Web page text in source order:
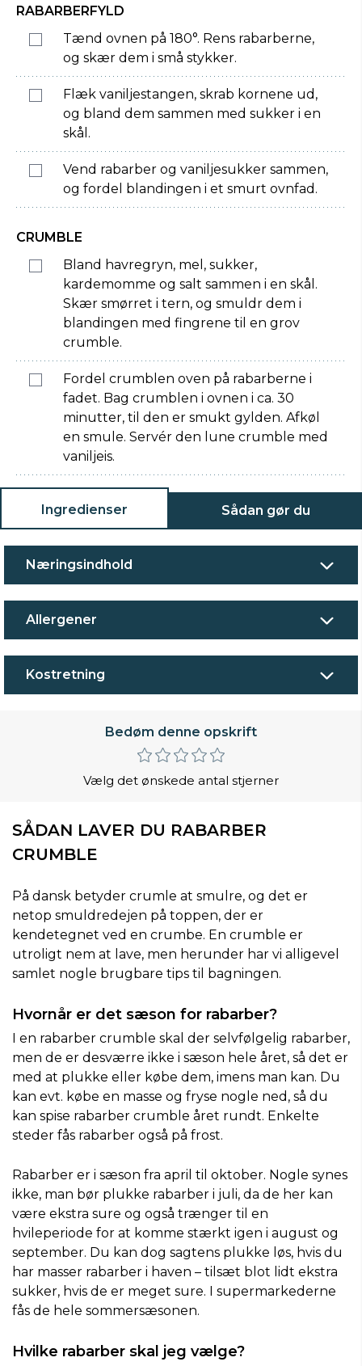
RABARBERFYLD
Tænd ovnen på 180°. Rens rabarberne,
og skær dem i små stykker.
Flæk vaniljestangen, skrab kornene ud,
og bland dem sammen med sukker i en
skål.
Vend rabarber og vaniljesukker sammen,
og fordel blandingen i et smurt ovnfad.
CRUMBLE
Bland havregryn, mel, sukker,
kardemomme og salt sammen i en skål.
Skær smørret i tern, og smuldr dem i
blandingen med fingrene til en grov
crumble.
Fordel crumblen oven på rabarberne i
fadet. Bag crumblen i ovnen i ca. 30
minutter, til den er smukt gylden. Afkøl
en smule. Servér den lune crumble med
vaniljeis.
Ingredienser Sådan gør du
Næringsindhold
Allergener
Kostretning
Bedøm denne opskrift
Vælg det ønskede antal stjerner
SÅDAN LAVER DU RABARBER
CRUMBLE
På dansk betyder crumle at smulre, og det er
netop smuldredejen på toppen, der er
kendetegnet ved en crumbe. En crumble er
utroligt nem at lave, men herunder har vi alligevel
samlet nogle brugbare tips til bagningen.
Hvornår er det sæson for rabarber?
I en rabarber crumble skal der selvfølgelig rabarber,
men de er desværre ikke i sæson hele året, så det er
med at plukke eller købe dem, imens man kan. Du
kan evt. købe en masse og fryse nogle ned, så du
kan spise rabarber crumble året rundt. Enkelte
steder fås rabarber også på frost.
Rabarber er i sæson fra april til oktober. Nogle synes
ikke, man bør plukke rabarber i juli, da de her kan
være ekstra sure og også trænger til en
hvileperiode for at komme stærkt igen i august og
september. Du kan dog sagtens plukke løs, hvis du
har masser rabarber i haven – tilsæt blot lidt ekstra
sukker, hvis de er meget sure. I supermarkederne
fås de hele sommersæsonen.
Hvilke rabarber skal jeg vælge?